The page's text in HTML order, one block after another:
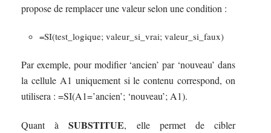
propose de remplacer une valeur selon une condition :
=SI(test_logique; valeur_si_vrai; valeur_si_faux)
Par exemple, pour modifier ‘ancien’ par ‘nouveau’ dans
la cellule A1 uniquement si le contenu correspond, on
utilisera : =SI(A1=’ancien’; ‘nouveau’; A1).
Quant àSUBSTITUE, elle permet de cibler